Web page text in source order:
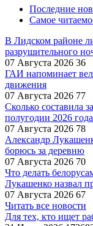
Последние
Самое
В Лидском районе
разрушительного
07 Августа 2026 36
ГАИ напоминает
движения
07 Августа 2026 77
Сколько составила
полугодии 2026 года
07 Августа 2026 78
Александр
борюсь за деревню
07 Августа 2026 70
Что делать
Лукашенко назвал
07 Августа 2026 67
Читать все новости
Для тех, кто ищет